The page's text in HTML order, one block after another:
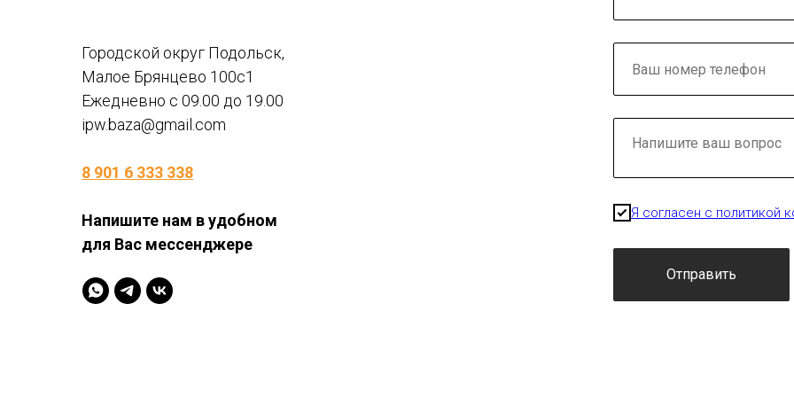
Городской округ Подольск,
Малое Брянцево 100с1
Ежедневно с 09.00 до 19.00
ipw.baza@gmail.com
8 901 6 333 338
Напишите нам в удобном
для Вас мессенджере
Я согласен с политикой
Отправить